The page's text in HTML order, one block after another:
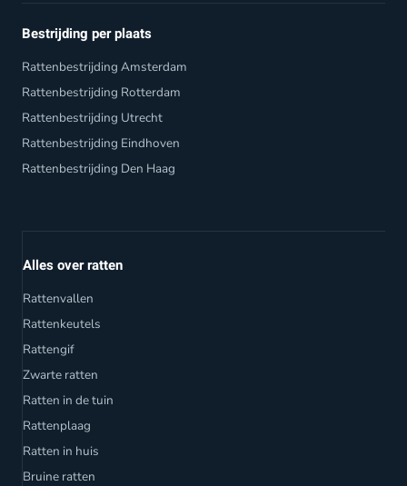
Bestrijding per plaats
Rattenbestrijding Amsterdam
Rattenbestrijding Rotterdam
Rattenbestrijding Utrecht
Rattenbestrijding Eindhoven
Rattenbestrijding Den Haag
Alles over ratten
Rattenvallen
Rattenkeutels
Rattengif
Zwarte ratten
Ratten in de tuin
Rattenplaag
Ratten in huis
Bruine ratten